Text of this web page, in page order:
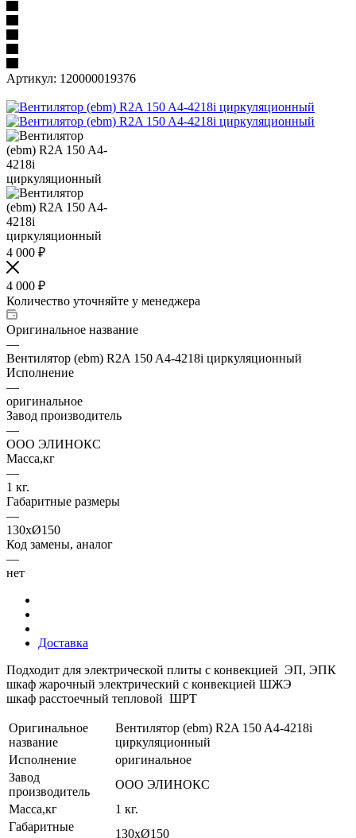
Артикул: 120000019376
4 000 ₽
4 000 ₽
Количество уточняйте у менеджера
Оригинальное название
—
Вентилятор (ebm) R2A 150 A4-4218i циркуляционный
Исполнение
—
оригинальное
Завод производитель
—
ООО ЭЛИНОКС
Масса,кг
—
1 кг.
Габаритные размеры
—
130хØ150
Код замены, аналог
—
нет
Доставка
Подходит для электрической плиты с конвекцией ЭП, ЭПК
шкаф жарочный электрический с конвекцией ШЖЭ
шкаф расстоечный тепловой ШРТ
Оригинальное
название
Вентилятор (ebm) R2A 150 A4-4218i
циркуляционный
Исполнение
оригинальное
Завод
производитель
ООО ЭЛИНОКС
Масса,кг
1 кг.
Габаритные
130хØ150